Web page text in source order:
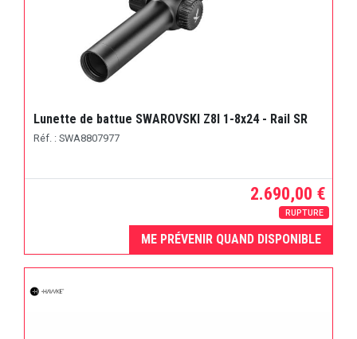
Lunette de battue SWAROVSKI Z8I 1-8x24 - Rail SR
Réf. : SWA8807977
2.690,00 €
RUPTURE
ME PRÉVENIR QUAND DISPONIBLE